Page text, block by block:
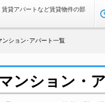
貸アパートなど賃貸物件の部
ンション･アパート一覧
ンション・